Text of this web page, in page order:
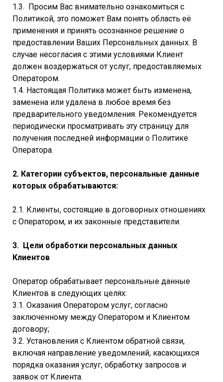
1.3. Просим Вас внимательно ознакомиться с
Политикой, это поможет Вам понять область её
применения и принять осознанное решение о
предоставлении Ваших Персональных данных. В
случае несогласия с этими условиями Клиент
должен воздержаться от услуг, предоставляемых
Оператором.
1.4. Настоящая Политика может быть изменена,
заменена или удалена в любое время без
предварительного уведомления. Рекомендуется
периодически просматривать эту страницу для
получения последней информации о Политике
Оператора.
2. Категории субъектов, персональные данные
которых обрабатываются:
2.1. Клиенты, состоящие в договорных отношениях
с Оператором, и их законные представители.
3. Цели обработки персональных данных
Клиентов
Оператор обрабатывает персональные данные
Клиентов в следующих целях:
3.1. Оказания Оператором услуг, согласно
заключенному между Оператором и Клиентом
договору;
3.2. Установления с Клиентом обратной связи,
включая направление уведомлений, касающихся
порядка оказания услуг, обработку запросов и
заявок от Клиента.